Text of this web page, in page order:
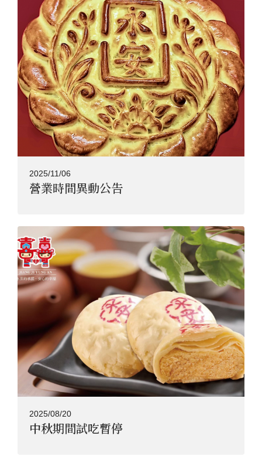
2025/11/06
營業時間異動公告
2025/08/20
中秋期間試吃暫停